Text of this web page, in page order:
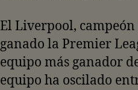
El Liverpool,
ganado la Premier
equipo más ganador
equipo ha oscilado